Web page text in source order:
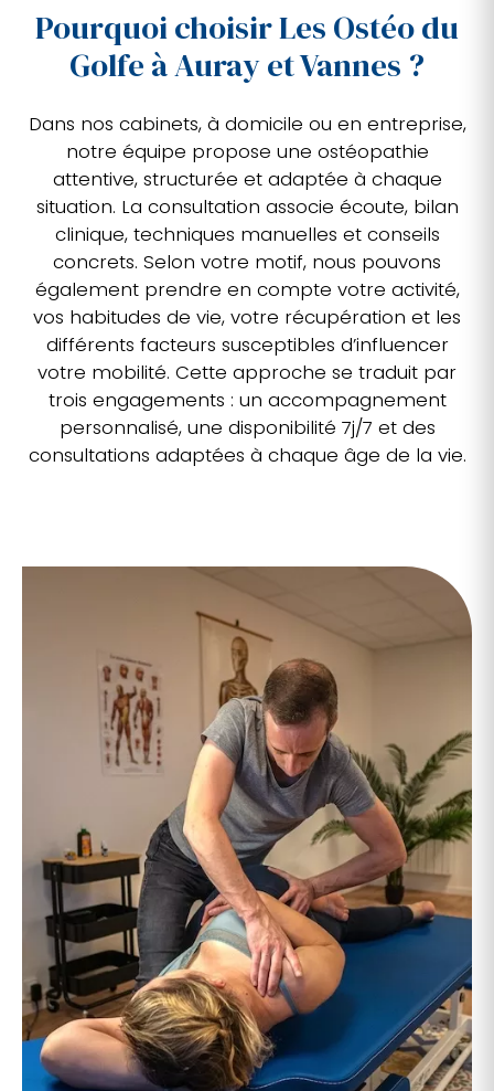
Pourquoi choisir Les Ostéo du
Golfe à Auray et Vannes ?
Dans nos cabinets, à domicile ou en entreprise,
notre équipe propose une ostéopathie
attentive, structurée et adaptée à chaque
situation. La consultation associe écoute, bilan
clinique, techniques manuelles et conseils
concrets. Selon votre motif, nous pouvons
également prendre en compte votre activité,
vos habitudes de vie, votre récupération et les
différents facteurs susceptibles d’influencer
votre mobilité. Cette approche se traduit par
trois engagements : un accompagnement
personnalisé, une disponibilité 7j/7 et des
consultations adaptées à chaque âge de la vie.